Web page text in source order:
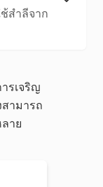
สำลีจาก
รเจริญ
ามารถ
าย